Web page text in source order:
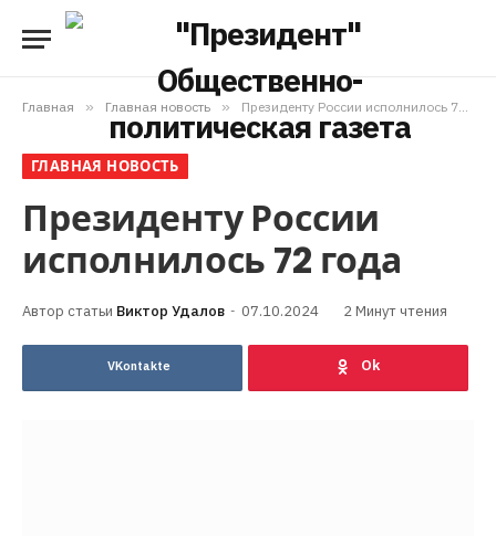
Главная » Главная новость » Президенту России исполнилось 72 года
ГЛАВНАЯ НОВОСТЬ
Президенту России
исполнилось 72 года
Виктор Удалов 07.10.2024 2 Минут чтения
VKontakte